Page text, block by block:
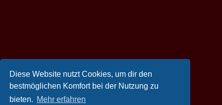
Diese Website nutzt Cookies, um dir den
bestmöglichen Komfort bei der Nutzung zu
bieten. Mehr erfahren